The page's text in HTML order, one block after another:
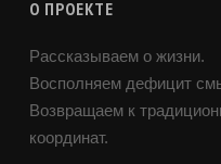
О ПРОЕКТЕ
Рассказываем о жизни.
Восполняем дефицит
Возвращаем к
координат.